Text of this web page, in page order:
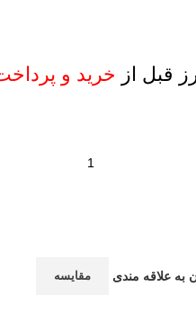
قبل از خرید و
به علاقه مندی مقایسه